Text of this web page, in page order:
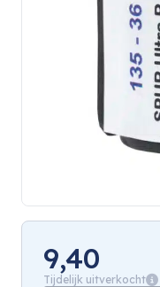
9,40
Tijdelijk uitverkocht